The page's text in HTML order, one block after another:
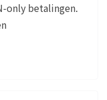
only betalingen.